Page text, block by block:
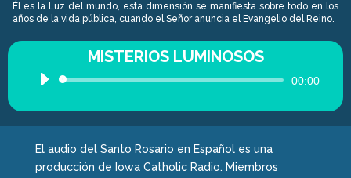
Él es la Luz del mundo, esta dimensión se manifiesta sobre todo en los
años de la vida pública, cuando el Señor anuncia el Evangelio del Reino.
MISTERIOS LUMINOSOS
Reproductor
00:00
El audio del Santo Rosario en Español es una
producción de Iowa Catholic Radio. Miembros